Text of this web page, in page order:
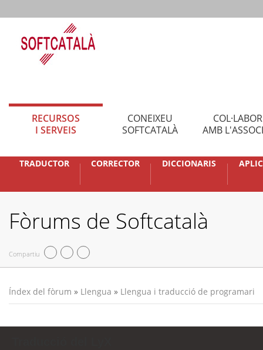
RECURSOS
I SERVEIS
CONEIXEU
SOFTCATALÀ
AMB
TRADUCTOR CORRECTOR DICCIONARIS
Fòrums de Softcatalà
Compartiu
Índex del fòrum » Llengua » Llengua i traducció de programari